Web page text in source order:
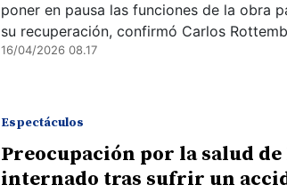
poner en pausa las funciones de la obra
su recuperación, confirmó Carlos
16/04/2026 08.17
Espectáculos
Preocupación por la salud
internado tras sufrir un